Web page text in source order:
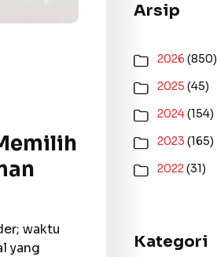
waktu
yang
Arsip
2026 (850)
2025 (45)
2024(154)
2023 (165)
2022(31)
Kategori